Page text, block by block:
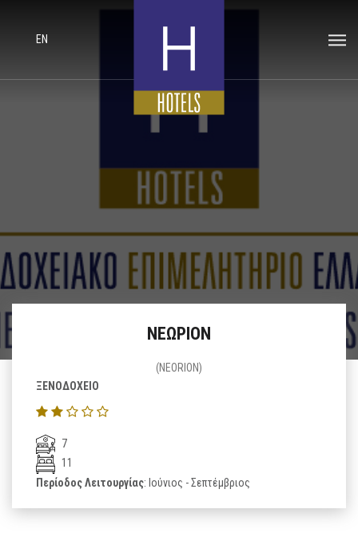
EN
ΝΕΩΡΙΟΝ
(NEORION)
ΞΕΝΟΔΟΧΕΙΟ
7
11
Περίοδος Λειτουργίας: Ιούνιος - Σεπτέμβριος